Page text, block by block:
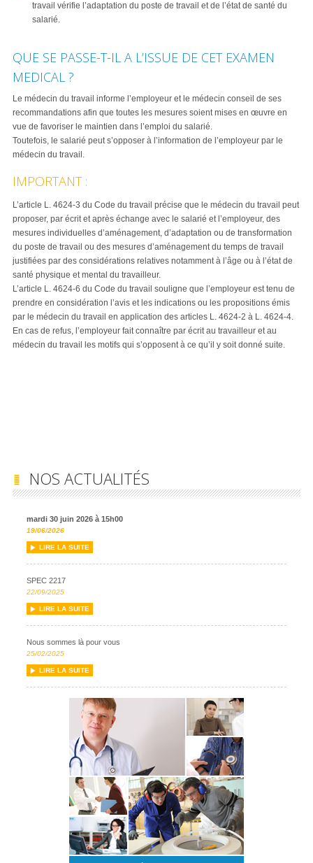
travail vérifie l’adaptation du poste de travail et de l’état de santé du
salarié.
QUE SE PASSE-T-IL A L’ISSUE DE CET EXAMEN
MEDICAL ?
Le médecin du travail informe l’employeur et le médecin conseil de ses
recommandations afin que toutes les mesures soient mises en œuvre en
vue de favoriser le maintien dans l’emploi du salarié.
Toutefois, le salarié peut s’opposer à l’information de l’employeur par le
médecin du travail.
IMPORTANT :
L’article L. 4624-3 du Code du travail précise que le médecin du travail peut
proposer, par écrit et après échange avec le salarié et l’employeur, des
mesures individuelles d’aménagement, d’adaptation ou de transformation
du poste de travail ou des mesures d’aménagement du temps de travail
justifiées par des considérations relatives notamment à l’âge ou à l’état de
santé physique et mental du travailleur.
L’article L. 4624-6 du Code du travail souligne que l’employeur est tenu de
prendre en considération l’avis et les indications ou les propositions émis
par le médecin du travail en application des articles L. 4624-2 à L. 4624-4.
En cas de refus, l’employeur fait connaître par écrit au travailleur et au
médecin du travail les motifs qui s’opposent à ce qu’il y soit donné suite.
NOS ACTUALITÉS
mardi 30 juin 2026 à 15h00
19/06/2026
LIRE LA SUITE
SPEC 2217
22/09/2025
LIRE LA SUITE
Nous sommes là pour vous
25/02/2025
LIRE LA SUITE